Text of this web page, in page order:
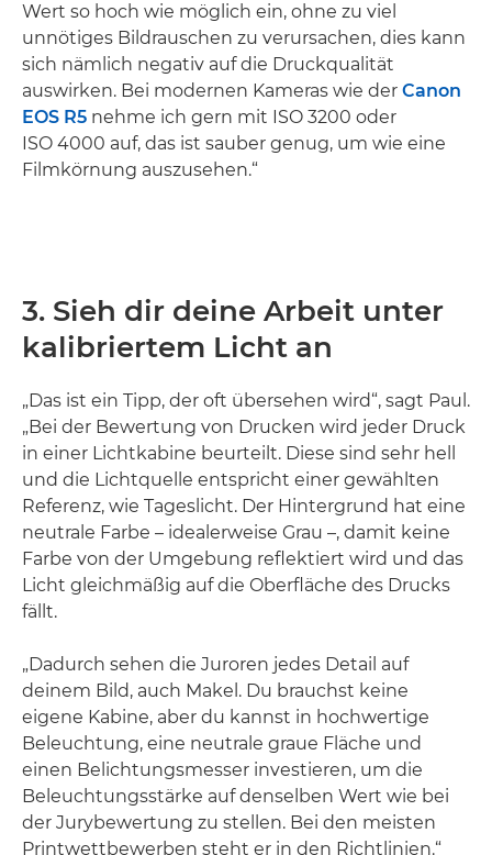
Wert so hoch wie möglich ein, ohne zu viel
unnötiges Bildrauschen zu verursachen, dies kann
sich nämlich negativ auf die Druckqualität
auswirken. Bei modernen Kameras wie der Canon
EOS R5 nehme ich gern mit ISO 3200 oder
ISO 4000 auf, das ist sauber genug, um wie eine
Filmkörnung auszusehen.“
3. Sieh dir deine Arbeit unter
kalibriertem Licht an
„Das ist ein Tipp, der oft übersehen wird“, sagt Paul.
„Bei der Bewertung von Drucken wird jeder Druck
in einer Lichtkabine beurteilt. Diese sind sehr hell
und die Lichtquelle entspricht einer gewählten
Referenz, wie Tageslicht. Der Hintergrund hat eine
neutrale Farbe – idealerweise Grau –, damit keine
Farbe von der Umgebung reflektiert wird und das
Licht gleichmäßig auf die Oberfläche des Drucks
fällt.
„Dadurch sehen die Juroren jedes Detail auf
deinem Bild, auch Makel. Du brauchst keine
eigene Kabine, aber du kannst in hochwertige
Beleuchtung, eine neutrale graue Fläche und
einen Belichtungsmesser investieren, um die
Beleuchtungsstärke auf denselben Wert wie bei
der Jurybewertung zu stellen. Bei den meisten
Printwettbewerben steht er in den Richtlinien.“